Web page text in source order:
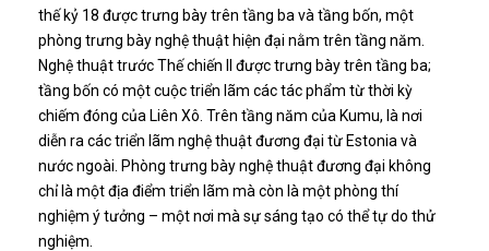
thế kỷ 18 được trưng bày trên tầng ba và tầng bốn, một
phòng trưng bày nghệ thuật hiện đại nằm trên tầng năm.
Nghệ thuật trước Thế chiến II được trưng bày trên tầng ba;
tầng bốn có một cuộc triển lãm các tác phẩm từ thời kỳ
chiếm đóng của Liên Xô. Trên tầng năm của Kumu, là nơi
diễn ra các triển lãm nghệ thuật đương đại từ Estonia và
nước ngoài. Phòng trưng bày nghệ thuật đương đại không
chỉ là một địa điểm triển lãm mà còn là một phòng thí
nghiệm ý tưởng – một nơi mà sự sáng tạo có thể tự do thử
nghiệm.